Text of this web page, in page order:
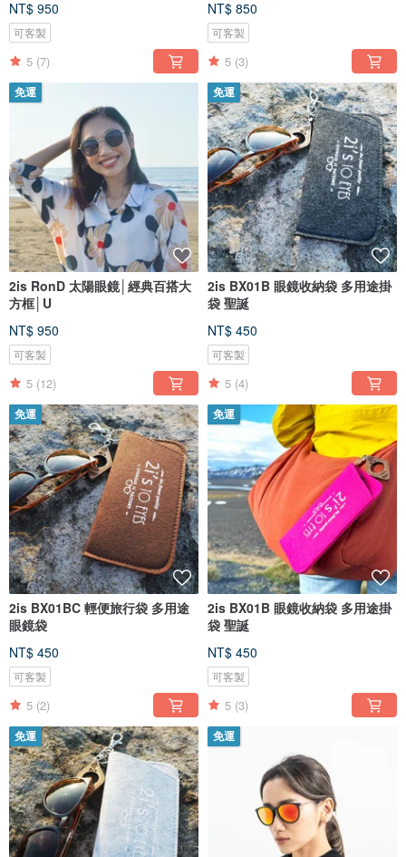
NT$ 950
可客製
5 (7)
NT$ 850
可客製
5 (3)
免運
2is RonD 太陽眼鏡│經典百搭大
方框│U
NT$ 950
可客製
5 (12)
免運
2is BX01B 眼鏡收納袋 多用途掛
袋 聖誕
NT$ 450
可客製
5 (4)
免運
2is BX01BC 輕便旅行袋 多用途
眼鏡袋
NT$ 450
可客製
5 (2)
免運
2is BX01B 眼鏡收納袋 多用途掛
袋 聖誕
NT$ 450
可客製
5 (3)
免運 免運